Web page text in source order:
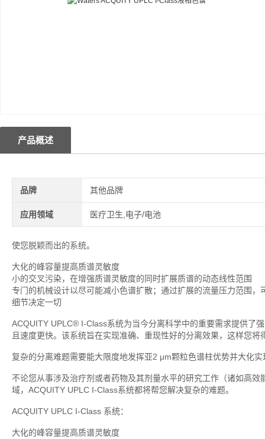
产品概述
品牌 其他品牌
应用领域 医疗卫生,电子/电池
使您脱颖而出的系统。
大化的峰容量提高质谱灵敏度
小的交叉污染，在增强质谱灵敏度的同时扩展质谱的动态线性范围
专门的机械设计以尽可能减小色谱扩散；通过扩展的流量压力范围
细节决定一切
ACQUITY UPLC® I-Class系统为当今分离科学中的重要需求提供了
且速度更快。该系统旨在实现准确、重现性好的分离效果，这样您
复杂的分离难题需要能大限度地发挥亚2 μm颗粒色谱柱优势并大化
不论您从事涉及治疗剂或者药物及其剂量水平的研究工作（诸如高
域，ACQUITY UPLC I-Class系统都将帮您解决复杂的难题。
ACQUITY UPLC I-Class 系统：
大化的峰容量提高质谱灵敏度